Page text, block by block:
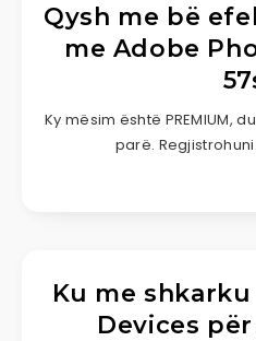
Qysh me bë
me Adobe
Ky mësim është PREMIUM,
parë.
Ku me
Devices